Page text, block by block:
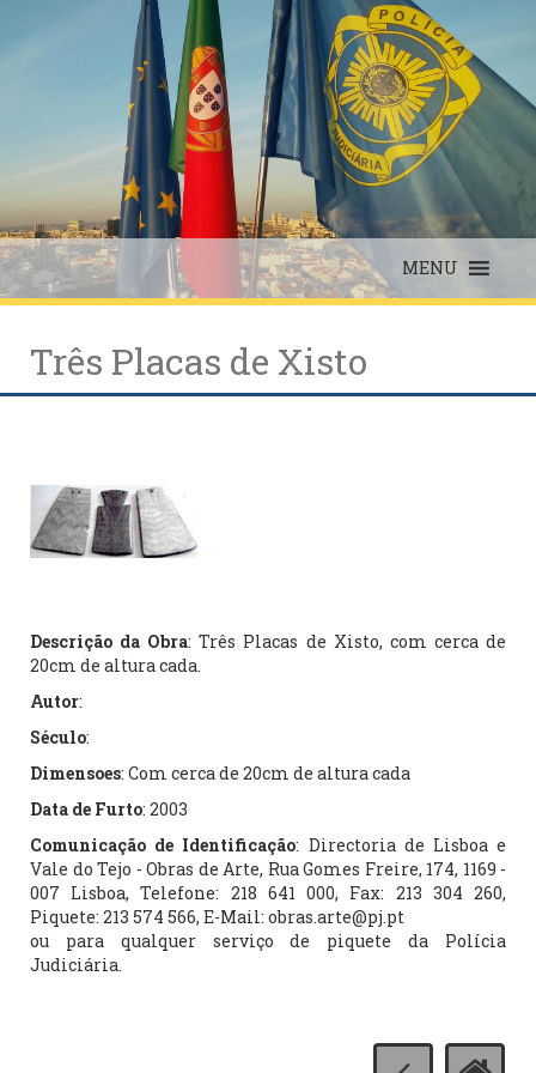
MENU
Três Placas de Xisto
Descrição da Obra: Três Placas de Xisto, com cerca de
20cm de altura cada.
Autor:
Século:
Dimensoes: Com cerca de 20cm de altura cada
Data de Furto: 2003
Comunicação de Identificação: Directoria de Lisboa e
Vale do Tejo - Obras de Arte, Rua Gomes Freire, 174, 1169 -
007 Lisboa, Telefone: 218 641 000, Fax: 213 304 260,
Piquete: 213 574 566, E-Mail: obras.arte@pj.pt
ou para qualquer serviço de piquete da Polícia
Judiciária.